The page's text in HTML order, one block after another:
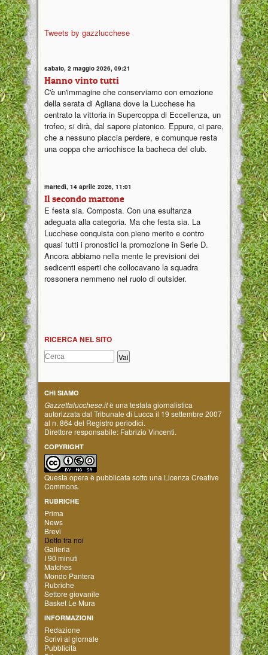
Tweets by gazzlucchese
sabato, 2 maggio 2026, 09:21
Hanno vinto tutti
C'è un'immagine che conserviamo con emozione
della serata di Agliana dove la Lucchese ha
centrato la vittoria in Supercoppa di Eccellenza, un
trofeo, si dirà, dal sapore platonico. Eppure, ci pare,
che a nessuno piaccia perdere, e comunque resta
una coppa che arricchisce la bacheca del club.
martedì, 14 aprile 2026, 11:01
Il secondo mattone
E festa sia. Composta. Con una esultanza
adeguata alla categoria. Ma che festa sia. La
Lucchese conquista con pieno merito e contro
quasi tutti i pronostici la promozione in Serie D.
Ancora abbiamo nella mente le previsioni dei
sedicenti esperti che collocavano la squadra
rossonera nemmeno nel ruolo di outsider.
RICERCA NEL SITO
CHI SIAMO
Gazzettalucchese.itè una testata giornalistica
autorizzata dal Tribunale di Lucca il 19 settembre 2007
al n. 864 del Registro periodici.
Direttore responsabile: Fabrizio Vincenti.
COPYRIGHT
Questa opera è pubblicata sotto una Licenza Creative
Commons.
RUBRICHE
Prima
News
Brevi
Detto tra noi
Galleria
I 90 minuti
Matches
Mondo Pantera
Rubriche
Settore giovanile
Basket Le Mura
INFORMAZIONI
Redazione
Scrivi al giornale
Pubblicità